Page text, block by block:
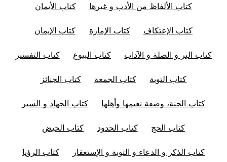
كتاب الألفاظ من الأدب و غيرها كتاب الأيمان
كتاب الإعتكاف كتاب الإمارة كتاب الإيمان
كتاب البر و الصلة و الآداب كتاب البيوع كتاب التفسير
كتاب التوبة كتاب الجمعة كتاب الجنائز
كتاب الجنة، وصفة نعيمها وأهلها كتاب الجهاد و السير
كتاب الحج كتاب الحدود كتاب الحيض
كتاب الذكر و الدعاء و التوبة و الإستغفار كتاب الرؤيا